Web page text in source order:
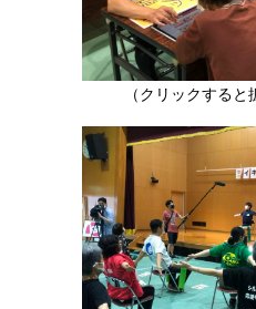
（クリックすると